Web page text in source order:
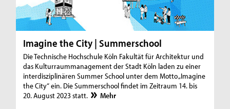
Imagine the City | Summerschool
Die Technische Hochschule Köln Fakultät für Architektur und
das Kulturraummanagement der Stadt Köln laden zu einer
interdisziplinären Summer School unter dem Motto „Imagine
the City“ ein. Die Summerschool findet im Zeitraum 14. bis
20. August 2023 statt.
Mehr